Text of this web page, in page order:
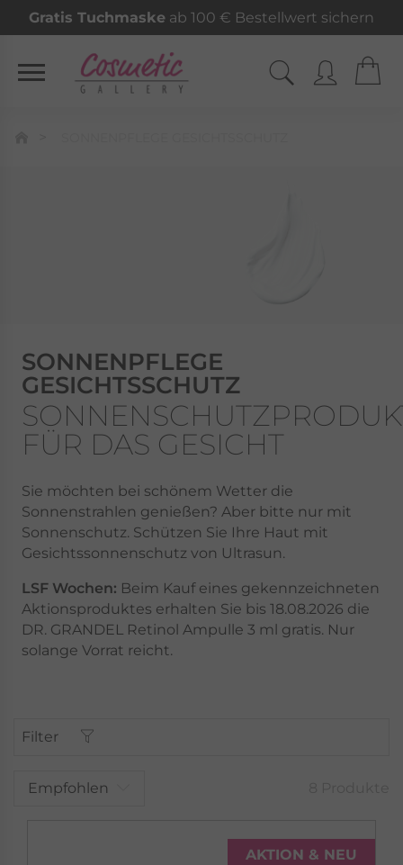
Gratis Tuchmaske ab 100 € Bestellwert sichern
SONNENPFLEGE
GESICHTSSCHUTZ
FÜR DAS GESICHT
Sie möchten bei schönem Wetter die
Sonnenstrahlen genießen? Aber bitte nur mit
Sonnenschutz. Schützen Sie Ihre Haut mit
Gesichtssonnenschutz von Ultrasun.
LSF Wochen: Beim Kauf eines gekennzeichneten
Aktionsproduktes erhalten Sie bis 18.08.2026 die
DR. GRANDEL Retinol Ampulle 3 ml gratis. Nur
solange Vorrat reicht.
Filter
Empfohlen
AKTION & NEU